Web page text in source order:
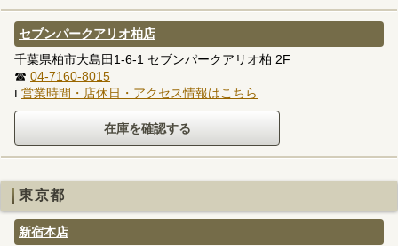
セブンパークアリオ柏店
千葉県柏市大島田1-6-1 セブンパークアリオ柏 2F
☎ 04-7160-8015
ℹ 営業時間・店休日・アクセス情報はこちら
東京都
新宿本店